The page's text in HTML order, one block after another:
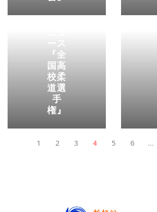
ース
『全
国高
校柔
道選
手
権』
1 2 3 4 5 6 …